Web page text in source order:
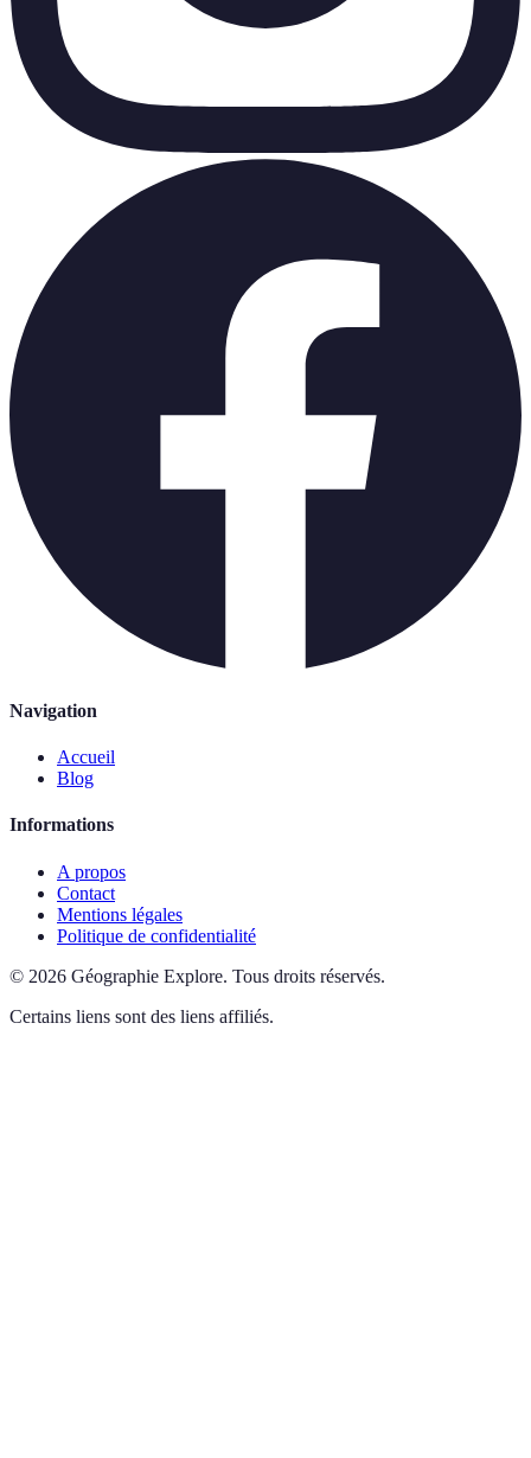
Navigation
Accueil
Blog
Informations
A propos
Contact
Mentions légales
Politique de confidentialité
© 2026 Géographie Explore. Tous droits réservés.
Certains liens sont des liens affiliés.